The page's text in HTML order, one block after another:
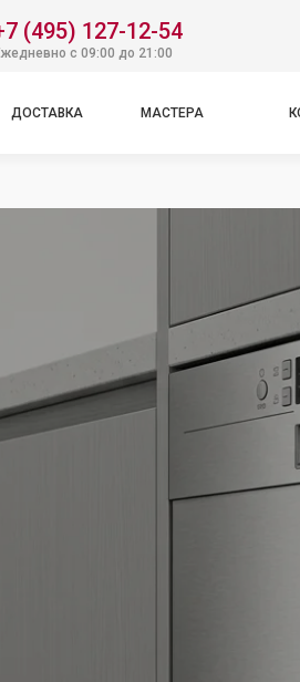
(495) 127-12-54
с 09:00 до 21:00
ДОСТАВКА МАСТЕРА